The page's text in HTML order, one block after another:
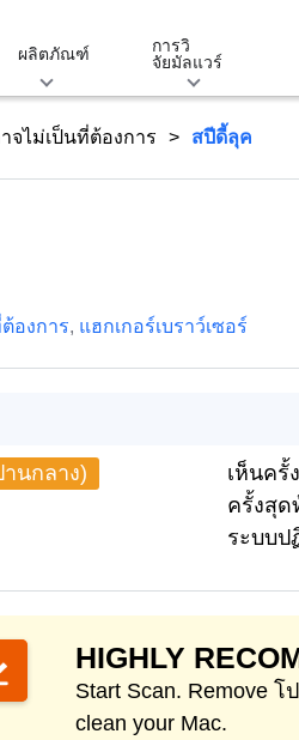
ผลิตภัณฑ์
การวิ
จัยมัลแวร์
จไม่เป็นที่ต้องการ สปีดี้ลุค
องการ, แฮกเกอร์เบราว์เซอร์
านกลาง)
เห็นครั้
ครั้งสุด
ระบบป
HIGHLY
Start Scan. Remove
clean your Mac.